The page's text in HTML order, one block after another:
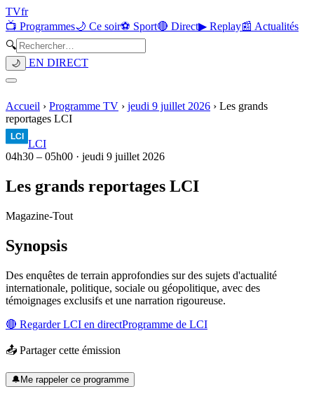
TVfr
📺 Programmes🌙 Ce soir⚽ Sport🔴 Direct▶ Replay📰 Actualités
🔍
🌙 EN DIRECT
Accueil › Programme TV › jeudi 9 juillet 2026 › Les grands
reportages LCI
LCI
04h30 – 05h00 · jeudi 9 juillet 2026
Les grands reportages LCI
Magazine-Tout
Synopsis
Des enquêtes de terrain approfondies sur des sujets d'actualité
internationale, politique, sociale ou géopolitique, avec des
témoignages exclusifs et une narration rigoureuse.
🔴 RegarderLCI en directProgramme de LCI
📤 Partager cette émission
🔔Me rappeler ce programme